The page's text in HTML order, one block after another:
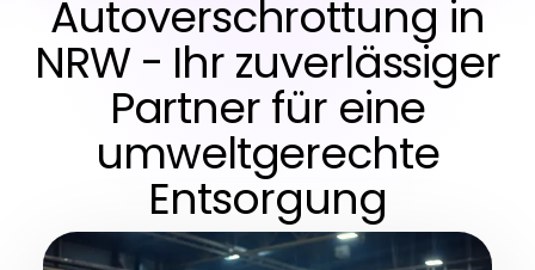
Autoverschrottung in
NRW - Ihr zuverlässiger
Partner für eine
umweltgerechte
Entsorgung